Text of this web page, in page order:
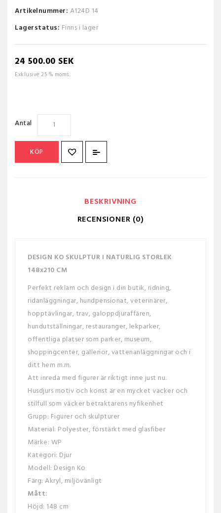
Artikelnummer: A124D 14
Lagerstatus: Finns i lager
24 500.00 SEK
Exklusive 25 % moms.
Antal
KÖP
BESKRIVNING
RECENSIONER (0)
DESIGN KO SKULPTUR I NATURLIG STORLEK
148x210 CM
Perfekt reklam och design i din butik, ridning,
ridanläggningar, hundpensionat, veterinärer,
hopptävlingar, trav, galoppdjuraffären,
hundutställningar, restauranger, lekparker,
offentliga platser som parker, museum,
shoppingcenter, gallerior, vattenanläggningar och i
ditt hem m.m.
Att inreda med figurer är riktigt inne just nu.
Husdjurs motiv och konst är en mycket vacker och
stilfull som väcker betraktarens nyfikenhet
Grupp: Figurer och skulpturer
Material: Polyester, förstärkt med glasfiber
Märke: WP
Kategori: Djur
Modell: Design Ko
Färg: Akryl, miljövänligt
Mått:
Höjd: 148 cm